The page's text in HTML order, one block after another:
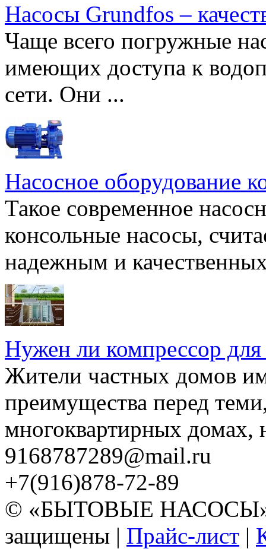
Насосы Grundfos –
Чаще всего погружные
имеющих доступа к
сети. Они ...
Насосное оборудование
Такое современное
консольные насосы,
надежным и
Нужен ли компрессор для
Жители частных домов
преимущества перед
многоквартирных домах,
9168787289@mail.ru
+7(916)878-72-89
© «БЫТОВЫЕ НАСОСЫ»
защищены | Прайс-лист |